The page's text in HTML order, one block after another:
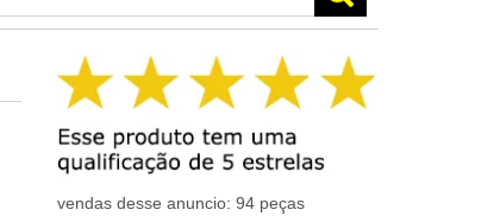
vendas desse anuncio: 94 peças
o dizem sobre esse produto: